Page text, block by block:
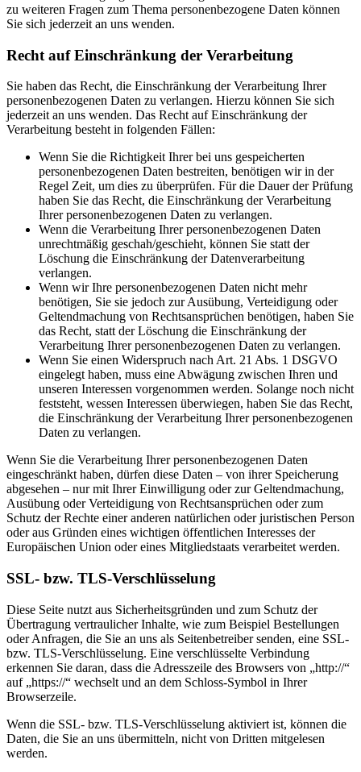
zu weiteren Fragen zum Thema personenbezogene Daten können
Sie sich jederzeit an uns wenden.
Recht auf Einschränkung der Verarbeitung
Sie haben das Recht, die Einschränkung der Verarbeitung Ihrer
personenbezogenen Daten zu verlangen. Hierzu können Sie sich
jederzeit an uns wenden. Das Recht auf Einschränkung der
Verarbeitung besteht in folgenden Fällen:
Wenn Sie die Richtigkeit Ihrer bei uns gespeicherten
personenbezogenen Daten bestreiten, benötigen wir in der
Regel Zeit, um dies zu überprüfen. Für die Dauer der Prüfung
haben Sie das Recht, die Einschränkung der Verarbeitung
Ihrer personenbezogenen Daten zu verlangen.
Wenn die Verarbeitung Ihrer personenbezogenen Daten
unrechtmäßig geschah/geschieht, können Sie statt der
Löschung die Einschränkung der Datenverarbeitung
verlangen.
Wenn wir Ihre personenbezogenen Daten nicht mehr
benötigen, Sie sie jedoch zur Ausübung, Verteidigung oder
Geltendmachung von Rechtsansprüchen benötigen, haben Sie
das Recht, statt der Löschung die Einschränkung der
Verarbeitung Ihrer personenbezogenen Daten zu verlangen.
Wenn Sie einen Widerspruch nach Art. 21 Abs. 1 DSGVO
eingelegt haben, muss eine Abwägung zwischen Ihren und
unseren Interessen vorgenommen werden. Solange noch nicht
feststeht, wessen Interessen überwiegen, haben Sie das Recht,
die Einschränkung der Verarbeitung Ihrer personenbezogenen
Daten zu verlangen.
Wenn Sie die Verarbeitung Ihrer personenbezogenen Daten
eingeschränkt haben, dürfen diese Daten – von ihrer Speicherung
abgesehen – nur mit Ihrer Einwilligung oder zur Geltendmachung,
Ausübung oder Verteidigung von Rechtsansprüchen oder zum
Schutz der Rechte einer anderen natürlichen oder juristischen Person
oder aus Gründen eines wichtigen öffentlichen Interesses der
Europäischen Union oder eines Mitgliedstaats verarbeitet werden.
SSL- bzw. TLS-Verschlüsselung
Diese Seite nutzt aus Sicherheitsgründen und zum Schutz der
Übertragung vertraulicher Inhalte, wie zum Beispiel Bestellungen
oder Anfragen, die Sie an uns als Seitenbetreiber senden, eine SSL-
bzw. TLS-Verschlüsselung. Eine verschlüsselte Verbindung
erkennen Sie daran, dass die Adresszeile des Browsers von „http://“
auf „https://“ wechselt und an dem Schloss-Symbol in Ihrer
Browserzeile.
Wenn die SSL- bzw. TLS-Verschlüsselung aktiviert ist, können die
Daten, die Sie an uns übermitteln, nicht von Dritten mitgelesen
werden.